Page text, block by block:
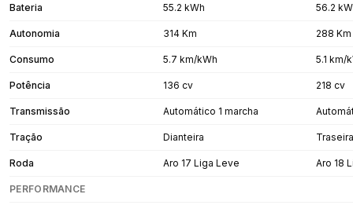
Bateria 55.2 kWh 56.2
Autonomia 314 Km 288 Km
Consumo 5.7 km/kWh 5.1 km/
Potência 136 cv 218 cv
Transmissão Automático 1 marcha
Tração Dianteira
Roda Aro 17 Liga Leve Aro 18
PERFORMANCE